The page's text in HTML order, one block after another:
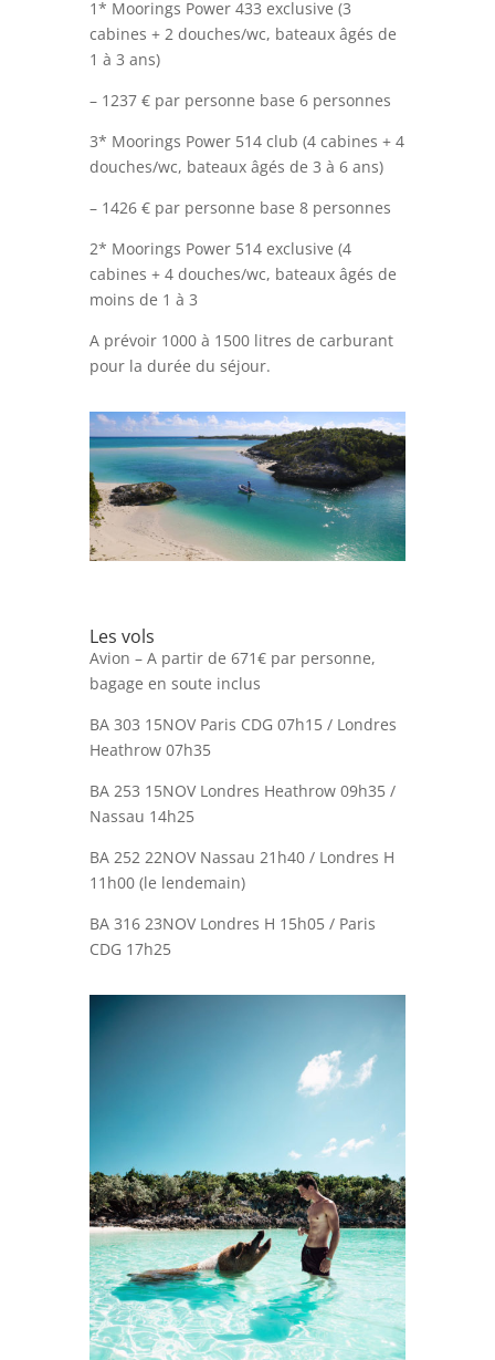
1* Moorings Power 433 exclusive (3
cabines + 2 douches/wc, bateaux âgés de
1 à 3 ans)
– 1237 € par personne base 6 personnes
3* Moorings Power 514 club (4 cabines + 4
douches/wc, bateaux âgés de 3 à 6 ans)
– 1426 € par personne base 8 personnes
2* Moorings Power 514 exclusive (4
cabines + 4 douches/wc, bateaux âgés de
moins de 1 à 3
A prévoir 1000 à 1500 litres de carburant
pour la durée du séjour.
Les vols
Avion – A partir de 671€ par personne,
bagage en soute inclus
BA 303 15NOV Paris CDG 07h15 / Londres
Heathrow 07h35
BA 253 15NOV Londres Heathrow 09h35 /
Nassau 14h25
BA 252 22NOV Nassau 21h40 / Londres H
11h00 (le lendemain)
BA 316 23NOV Londres H 15h05 / Paris
CDG 17h25